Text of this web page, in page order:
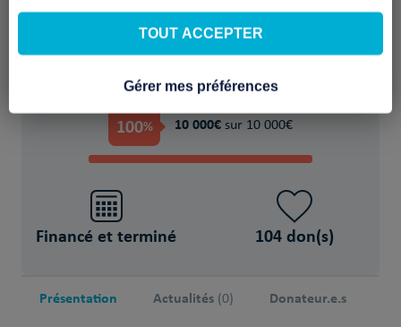
160 Personne(s) sans-abri
PROJET FINANCÉ !
100% 10 000€ sur 10 000€
Financé et terminé 104 don(s)
Présentation Actualités (0) Donateur.e.s
TOUT ACCEPTER
Gérer mes préférences